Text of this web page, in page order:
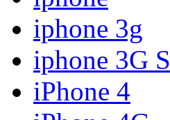
iphone 3g
iphone 3G S
iPhone 4